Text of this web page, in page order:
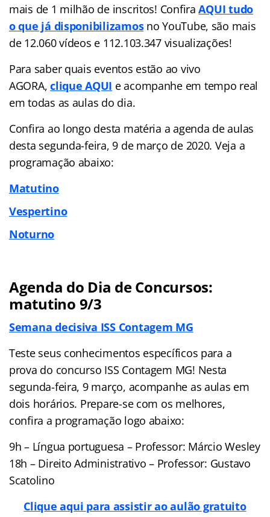
mais de 1 milhão de inscritos! ConfiraAQUI tudo
o que já disponibilizamosno YouTube, são mais
de 12.060 vídeos e 112.103.347 visualizações!
Para saber quais eventos estão ao vivo
AGORA,clique AQUI e acompanhe em tempo real
em todas as aulas do dia.
Confira ao longo desta matéria a agenda de aulas
desta segunda-feira, 9 de março de 2020. Veja a
programação abaixo:
Matutino
Vespertino
Noturno
Agenda do Dia de Concursos:
matutino 9/3
Semana decisiva ISS Contagem MG
Teste seus conhecimentos específicos para a
prova do concurso ISS Contagem MG! Nesta
segunda-feira, 9 março, acompanhe as aulas em
dois horários. Prepare-se com os melhores,
confira a programação logo abaixo:
9h – Língua portuguesa – Professor: Márcio Wesley
18h – Direito Administrativo – Professor: Gustavo
Scatolino
Clique aqui para assistir ao aulão gratuito